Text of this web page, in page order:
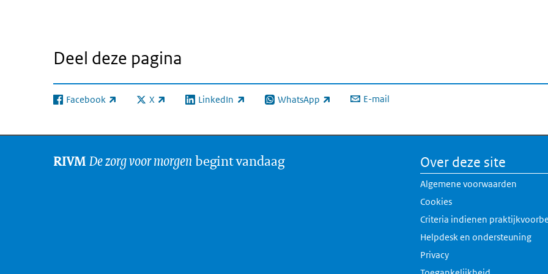
Deel deze pagina
Facebook
(externe link) X
(externe link) LinkedIn
(externe link) WhatsApp
(externe link) E-mail
RIVMDe zorg voor morgen begint vandaag Over deze site
Algemene voorwaarden
Cookies
Criteria indienen
Helpdesk en ondersteuning
Privacy